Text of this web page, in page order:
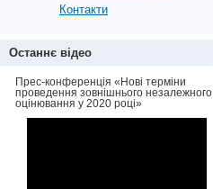
Контакти
Останнє відео
Прес-конференція «Нові терміни
проведення зовнішнього незалежного
оцінювання у 2020 році»